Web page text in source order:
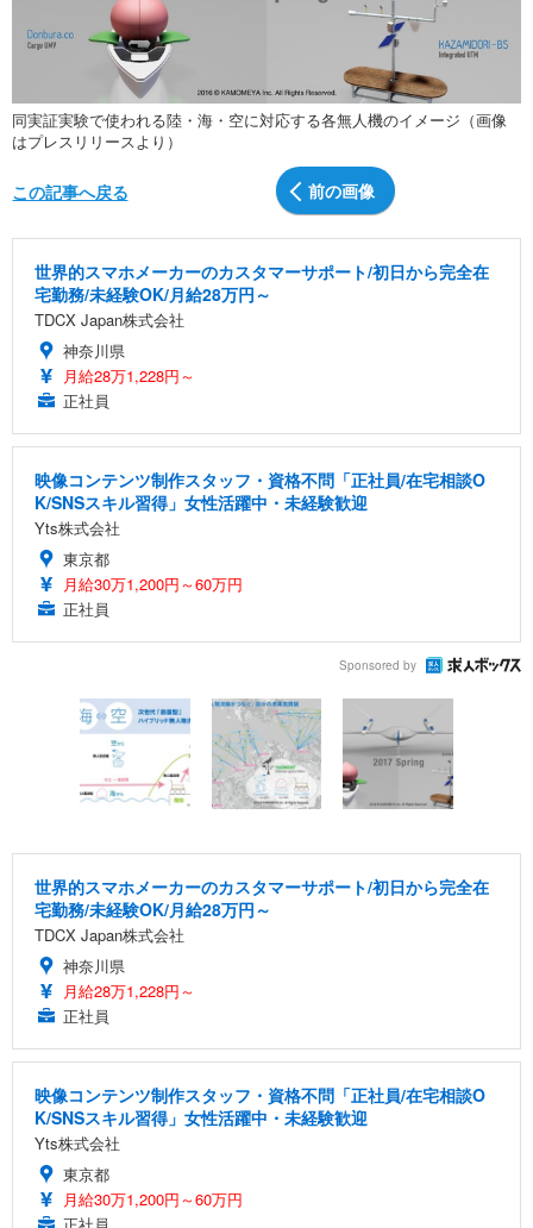
同実証実験で使われる陸・海・空に対応する各無人機のイメージ（画像
はプレスリリースより）
前の画像
この記事へ戻る
世界的スマホメーカーのカスタマーサポート/初日から完全在
宅勤務/未経験OK/月給28万円～
TDCX Japan株式会社
神奈川県
月給28万1,228円～
正社員
映像コンテンツ制作スタッフ・資格不問「正社員/在宅相談O
K/SNSスキル習得」女性活躍中・未経験歓迎
Yts株式会社
東京都
月給30万1,200円～60万円
正社員
Sponsored by
世界的スマホメーカーのカスタマーサポート/初日から完全在
宅勤務/未経験OK/月給28万円～
TDCX Japan株式会社
神奈川県
月給28万1,228円～
正社員
映像コンテンツ制作スタッフ・資格不問「正社員/在宅相談O
K/SNSスキル習得」女性活躍中・未経験歓迎
Yts株式会社
東京都
月給30万1,200円～60万円